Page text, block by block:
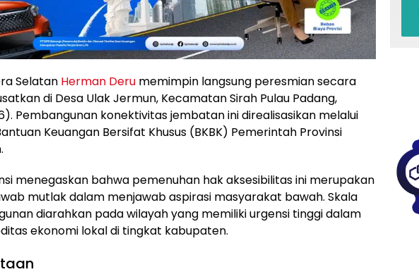
Selatan Herman Deru memimpin langsung peresmian secara
di Desa Ulak Jermun, Kecamatan Sirah Pulau Padang,
Pembangunan konektivitas jembatan ini direalisasikan melalui
Keuangan Bersifat Khusus (BKBK) Pemerintah Provinsi
menegaskan bahwa pemenuhan hak aksesibilitas ini merupakan
mutlak dalam menjawab aspirasi masyarakat bawah. Skala
diarahkan pada wilayah yang memiliki urgensi tinggi dalam
ekonomi lokal di tingkat kabupaten.